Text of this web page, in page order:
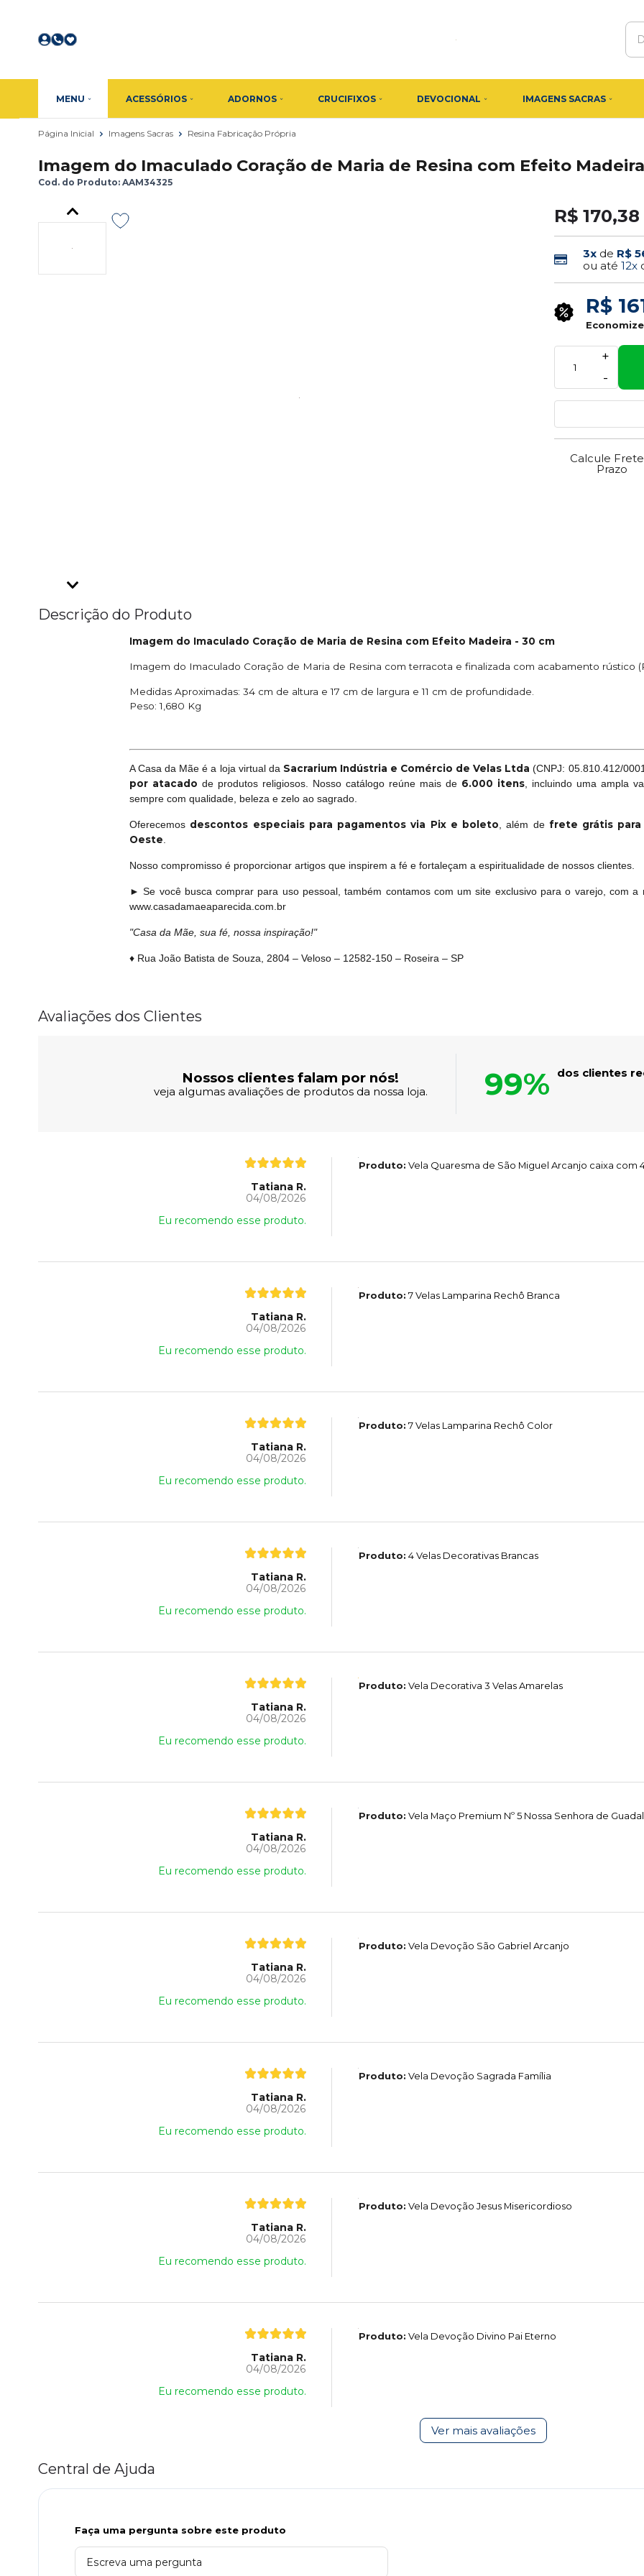
MENU ACESSÓRIOS ADORNOS CRUCIFIXOS DEVOCIONAL IMAGENS SACRAS
Página Inicial Imagens Sacras Resina Fabricação Própria
Imagem do Imaculado Coração de Maria de Resina com Efeito
Cod. do Produto: AAM34325
R$ 170,38
3x de R$
ou até12x
R$
Economize
-
+
Calcule
Prazo
Descrição do Produto
Imagem do Imaculado Coração de Maria de Resina com Efeito Madeira - 30 cm
Imagem do Imaculado Coração de Maria de Resina com terracota e finalizada com acabamento rústico
Medidas Aproximadas: 34 cm de altura e 17 cm de largura e 11 cm de profundidade.
Peso: 1,680 Kg
A Casa da Mãe é a loja virtual da Sacrarium Indústria e Comércio de Velas Ltda (CNPJ: 05.810.412/
por atacado de produtos religiosos. Nosso catálogo reúne mais de 6.000 itens , incluindo uma ampla
sempre com qualidade, beleza e zelo ao sagrado.
Oferecemos descontos especiais para pagamentos via Pix e boleto , além de frete grátis para
Oeste
Nosso compromisso é proporcionar artigos que inspirem a fé e fortaleçam a espiritualidade de nossos clientes.
► Se você busca comprar para uso pessoal, também contamos com um site exclusivo para o varejo, com a
www.casadamaeaparecida.com.br
"Casa da Mãe, sua fé, nossa inspiração!"
♦ Rua João Batista de Souza, 2804 – Veloso – 12582-150 – Roseira – SP
Avaliações dos Clientes
Nossos clientes falam por nós!
veja algumas avaliações de produtos da nossa loja. 99% dos clientes
Tatiana R.
04/08/2026
Eu recomendo esse produto.
Produto: Vela Quaresma de São Miguel Arcanjo caixa com
Tatiana R.
04/08/2026
Eu recomendo esse produto.
Produto: 7 Velas Lamparina Rechô Branca
Tatiana R.
04/08/2026
Eu recomendo esse produto.
Produto: 7 Velas Lamparina Rechô Color
Tatiana R.
04/08/2026
Eu recomendo esse produto.
Produto: 4 Velas Decorativas Brancas
Tatiana R.
04/08/2026
Eu recomendo esse produto.
Produto: Vela Decorativa 3 Velas Amarelas
Tatiana R.
04/08/2026
Eu recomendo esse produto.
Produto: Vela Maço Premium Nº 5 Nossa Senhora de
Tatiana R.
04/08/2026
Eu recomendo esse produto.
Produto: Vela Devoção São Gabriel Arcanjo
Tatiana R.
04/08/2026
Eu recomendo esse produto.
Produto: Vela Devoção Sagrada Família
Tatiana R.
04/08/2026
Eu recomendo esse produto.
Produto: Vela Devoção Jesus Misericordioso
Tatiana R.
04/08/2026
Eu recomendo esse produto.
Produto: Vela Devoção Divino Pai Eterno
Ver mais avaliações
Central de Ajuda
Faça uma pergunta sobre este produto